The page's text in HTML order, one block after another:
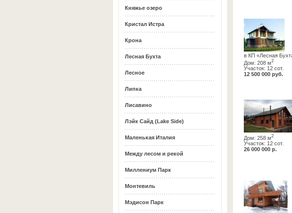
Княжье озеро
Кристал Истра
Крона
Лесная Бухта
Лесное
Липка
Лисавино
Лэйк Сайд (Lake Side)
Маленькая Италия
Между лесом и рекой
Миллениум Парк
Монтевиль
Мэдисон Парк
в КП «Лесная
Дом: 208 м2
Участок: 12 сот.
12 500 000 руб.
Дом: 258 м2
Участок: 12 сот.
26 000 000 р.